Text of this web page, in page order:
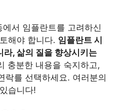
서 임플란트를 고려하신
해야 합니다. 임플란트 시
라, 삶의 질을 향상시키는
충분한 내용을 숙지하고,
락를 선택하세요. 여러분의
습니다!